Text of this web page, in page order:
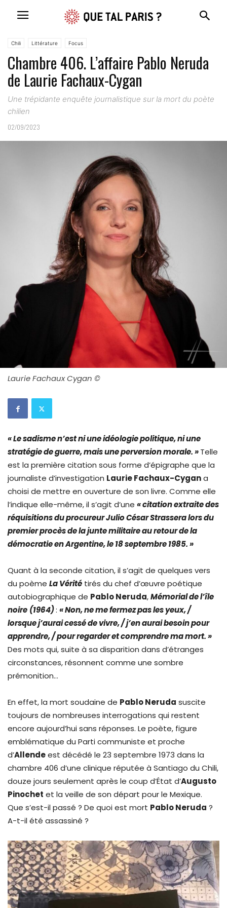
Chili Littérature Focus
Chambre 406. L’affaire Pablo Neruda
de Laurie Fachaux-Cygan
Une trépidante enquête journalistique sur la mort du poète
chilien
02/09/2023
Laurie Fachaux Cygan ©
« Le sadisme n’est ni une idéologie politique, ni une
stratégie de guerre, mais une perversion morale. »Telle
est la première citation sous forme d’épigraphe que la
journaliste d’investigation Laurie Fachaux-Cygana
choisi de mettre en ouverture de son livre. Comme elle
l’indique elle-même, il s’agit d’une « citation extraite des
réquisitions du procureur Julio César Strassera lors du
premier procès de la junte militaire au retour de la
démocratie en Argentine, le 18 septembre 1985. »
Quant à la seconde citation, il s’agit de quelques vers
du poème La Vérité tirés du chef d’œuvre poétique
autobiographique de Pablo Neruda,Mémorial de l’île
noire (1964): « Non, ne me fermez pas les yeux, /
lorsque j’aurai cessé de vivre, / j’en aurai besoin pour
apprendre, / pour regarder et comprendre ma mort. »
Des mots qui, suite à sa disparition dans d’étranges
circonstances, résonnent comme une sombre
prémonition…
En effet, la mort soudaine de Pablo Neruda suscite
toujours de nombreuses interrogations qui restent
encore aujourd’hui sans réponses. Le poète, figure
emblématique du Parti communiste et proche
d’Allendeest décédé le 23 septembre 1973 dans la
chambre 406 d’une clinique réputée à Santiago du Chili,
douze jours seulement après le coup d’État d’Augusto
Pinochet et la veille de son départ pour le Mexique.
Que s’est-il passé ? De quoi est mort Pablo Neruda ?
A-t-il été assassiné ?